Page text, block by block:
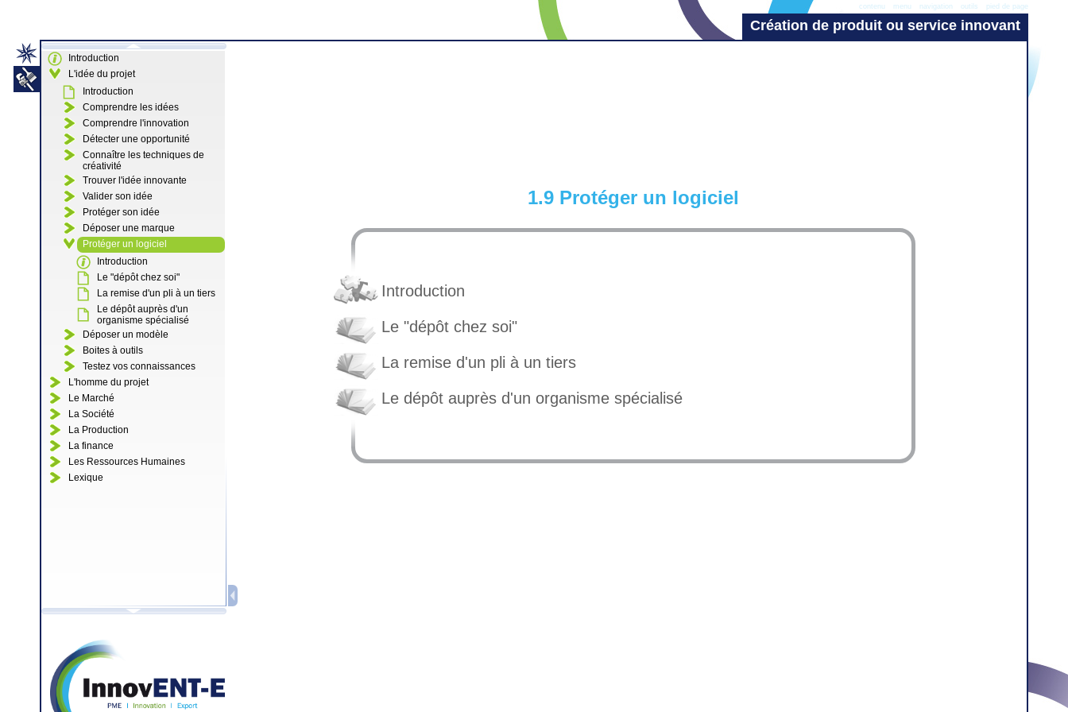
contenu menu navigation outils pied de page
Création de produit ou service innovant
Introduction
L'idée du projet
Introduction
Comprendre les idées
Comprendre l'innovation
Détecter une opportunité
Connaître les techniques de
créativité
Trouver l'idée innovante
Valider son idée
Protéger son idée
Déposer une marque
Protéger un logiciel
Introduction
Le "dépôt chez soi"
La remise d'un pli à un tiers
Le dépôt auprès d'un
organisme spécialisé
Déposer un modèle
Boites à outils
Testez vos connaissances
L'homme du projet
Le Marché
La Société
La Production
La finance
Les Ressources Humaines
Lexique
1.9 Protéger un logiciel
Introduction
Le "dépôt chez soi"
La remise d'un pli à un tiers
Le dépôt auprès d'un organisme spécialisé